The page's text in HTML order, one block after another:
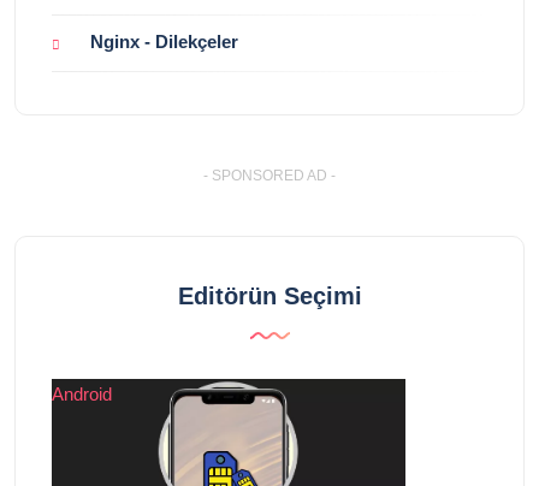
Nginx - Dilekçeler
- SPONSORED AD -
Editörün Seçimi
Android